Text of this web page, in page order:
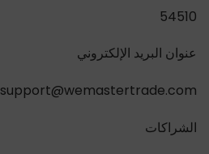
54510
عنوان البريد الإلكتروني
support@wemastertrade.com
الشراكات